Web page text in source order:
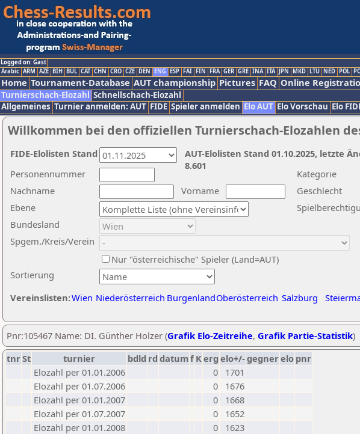
Logged on: Gast
Arabic ARM AZE BIH BUL CAT CHN CRO CZE DEN ENG ESP FAI FIN FRA GER GRE INA ITA JPN MKD LTU NED POL
Home Tournament-Database AUT championship Pictures FAQ Online
Turnierschach-Elozahl Schnellschach-Elozahl
Allgemeines Turnier anmelden: AUT FIDE Spieler anmelden Elo AUT Elo Vorschau Elo
Willkommen bei den offiziellen Turnierschach-Elozahlen
Nachname
Vorname
Ebene
Kategorie
Sortierung
Personennummer
Bundesland
Spgem./Kreis/Verein
Geschlecht
Nur "österreichische" Spieler (Land=AUT)
Vereinslisten:Wien Niederösterreich BurgenlandOberösterreich Salzburg
AUT-Elolisten Stand 01.10.2025, letzte
8.601
FIDE-Elolisten Stand
Pnr:105467 Name: DI. Günther Holzer (Grafik Elo-Zeitreihe, Grafik Partie-Statistik)
tnrSt turnier bdld rd datumf Kerg elo+/-gegnerelo pnr
Elozahl per 01.01.2006
0
1701
Elozahl per 01.07.2006
0
1676
Elozahl per 01.01.2007
0
1668
Elozahl per 01.07.2007
0
1652
Elozahl per 01.01.2008
0
1623